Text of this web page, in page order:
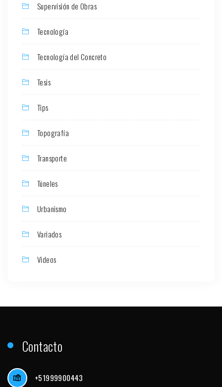
Supervisión de Obras
Tecnología
Tecnología del Concreto
Tesis
Tips
Topografía
Transporte
Túneles
Urbanismo
Variados
Videos
Contacto
+51999900443